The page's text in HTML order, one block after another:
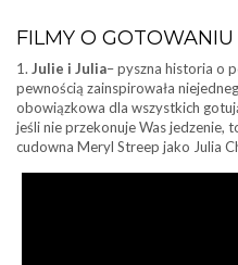
FILMY O GOTOWANIU
1. Julie i Julia– pyszna historia o
pewnością zainspirowała
obowiązkowa dla wszystkich
jeśli nie przekonuje Was jedzenie,
cudowna Meryl Streep jako Julia